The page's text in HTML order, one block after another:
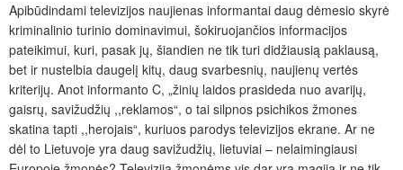
Apibūdindami televizijos naujienas informantai daug dėmesio skyrė
kriminalinio turinio dominavimui, šokiruojančios informacijos
pateikimui, kuri, pasak jų, šiandien ne tik turi didžiausią paklausą,
bet ir nustelbia daugelį kitų, daug svarbesnių, naujienų vertės
kriterijų. Anot informanto C, „žinių laidos prasideda nuo avarijų,
gaisrų, savižudžių ,,reklamos“, o tai silpnos psichikos žmones
skatina tapti ,,herojais“, kuriuos parodys televizijos ekrane. Ar ne
dėl to Lietuvoje yra daug savižudžių, lietuviai – nelaimingiausi